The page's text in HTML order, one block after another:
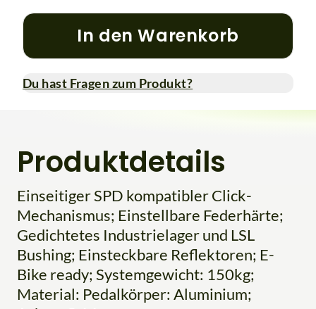
In den Warenkorb
Du hast Fragen zum Produkt?
Produktdetails
Einseitiger SPD kompatibler Click-
Mechanismus; Einstellbare Federhärte;
Gedichtetes Industrielager und LSL
Bushing; Einsteckbare Reflektoren; E-
Bike ready; Systemgewicht: 150kg;
Material: Pedalkörper: Aluminium;